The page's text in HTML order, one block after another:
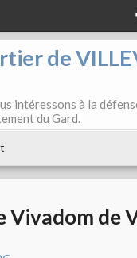
de
intéressons à la
du Gard.
Vivadom de